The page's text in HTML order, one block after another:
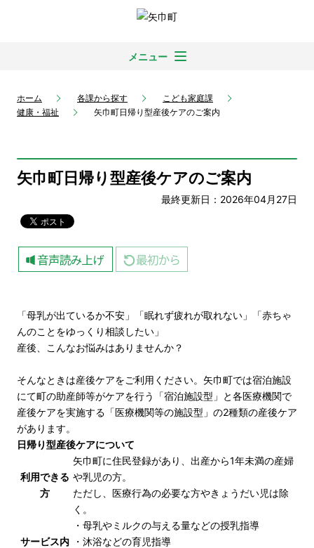
メニュー
ホーム 各課から探す
こども家庭課
健康・福祉
矢巾町日帰り型産後ケアのご案内
矢巾町日帰り型産後ケアのご案内
最終更新日：2026年04月27日
「母乳が出ているか不安」「眠れず疲れが取れない」「赤ちゃ
んのことをゆっくり相談したい」
産後、こんなお悩みはありませんか？
そんなときは産後ケアをご利用ください。矢巾町では宿泊施設
にて町の助産師等がケアを行う「宿泊施設型」と各医療機関で
産後ケアを実施する「医療機関等の施設型」の2種類の産後ケア
があります。
日帰り型産後ケアについて
利用できる
方
矢巾町に住民登録があり、出産から1年未満の産婦
や乳児の方。
ただし、医療行為の必要な方やきょうだい児は除
く。
サービス内
・母乳やミルクの与える量などの授乳指導
・沐浴などの育児指導